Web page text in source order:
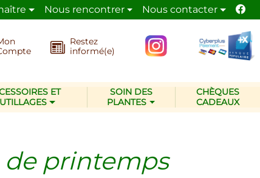
de la nature. La pépinière Les Jardins d’Ollivier
Nous rencontrer Nous contacter
Restez
informé(e)
ET
SOIN DES
PLANTES
CHÈQUES
CADEAUX
printemps